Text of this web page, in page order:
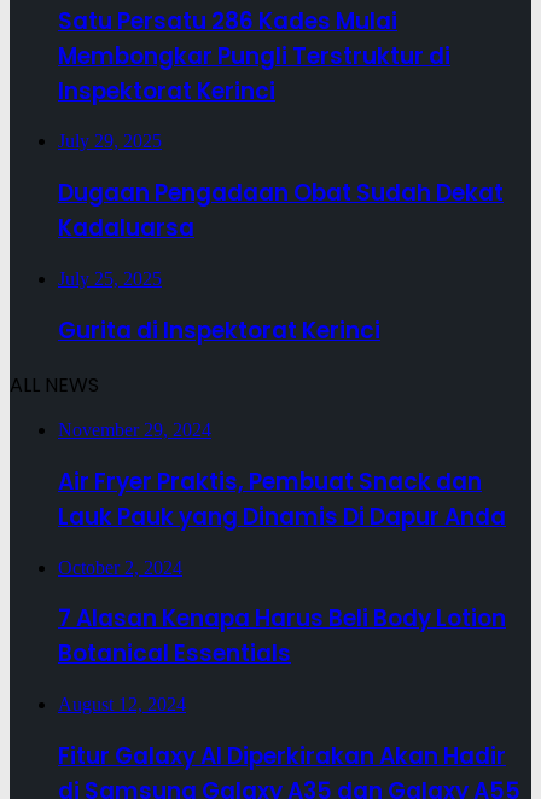
Satu Persatu 286 Kades Mulai
Membongkar Pungli Terstruktur di
Inspektorat Kerinci
July 29, 2025
Dugaan Pengadaan Obat Sudah Dekat
Kadaluarsa
July 25, 2025
Gurita di Inspektorat Kerinci
ALL NEWS
November 29, 2024
Air Fryer Praktis, Pembuat Snack dan
Lauk Pauk yang Dinamis Di Dapur Anda
October 2, 2024
7 Alasan Kenapa Harus Beli Body Lotion
Botanical Essentials
August 12, 2024
Fitur Galaxy AI Diperkirakan Akan Hadir
di Samsung Galaxy A35 dan Galaxy A55